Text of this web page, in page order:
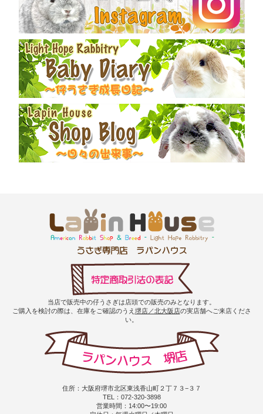
当店で販売中の仔うさぎは店頭での販売のみとなります。
ご購入を検討の際は、在庫をご確認のうえ 堺店／北大阪店の実店舗へご来店くださ
い。
住所：大阪府堺市北区東浅香山町２丁７３−３７
TEL：072-320-3898
営業時間：14:00〜19:00